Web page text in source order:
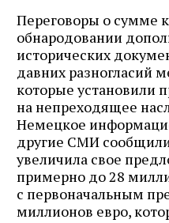
Переговоры о сумме
обнародовании
исторических
давних разногласий
которые установили
на непреходящее
Немецкое
другие СМИ
увеличила свое
примерно до 28
с первоначальным
миллионов евро,